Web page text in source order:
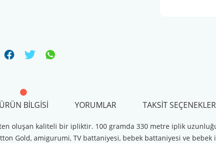
ÜRÜN BILGISI YORUMLAR TAKSIT
oluşan kaliteli bir ipliktir. 100 gramda 330 metre iplik
Gold, amigurumi, TV battaniyesi, bebek battaniyesi ve